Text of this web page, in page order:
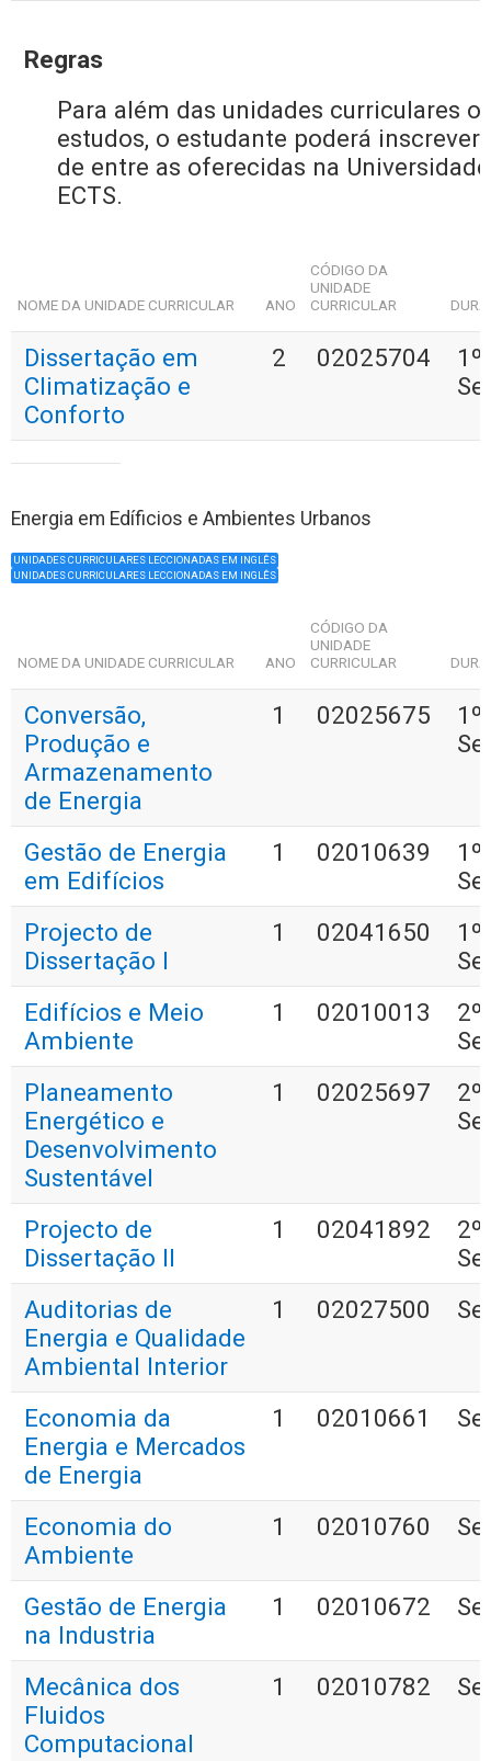
Regras
Para além das unidades curriculares
estudos, o estudante poderá
de entre as oferecidas na
ECTS.
NOME DA UNIDADE CURRICULAR ANO
CÓDIGO DA
UNIDADE
CURRICULAR
Dissertação em
Climatização e
Conforto
2 02025704
1º
Energia em Edíficios e Ambientes Urbanos
UNIDADES CURRICULARES LECCIONADAS EM INGLÊS
UNIDADES CURRICULARES LECCIONADAS EM INGLÊS
NOME DA UNIDADE CURRICULAR ANO
CÓDIGO DA
UNIDADE
CURRICULAR
Conversão,
Produção e
Armazenamento
de Energia
1 02025675
1º
Gestão de Energia
em Edifícios
1 02010639
1º
Projecto de
Dissertação I
1 02041650
1º
Edifícios e Meio
Ambiente
1 02010013
2º
Planeamento
Energético e
Desenvolvimento
Sustentável
1 02025697
2º
Projecto de
Dissertação II
1 02041892
2º
Auditorias de
Energia e Qualidade
Ambiental Interior
1 02027500
Economia da
Energia e Mercados
de Energia
1 02010661
Economia do
Ambiente
1 02010760
Gestão de Energia
na Industria
1 02010672
Mecânica dos
Fluidos
Computacional
1 02010782